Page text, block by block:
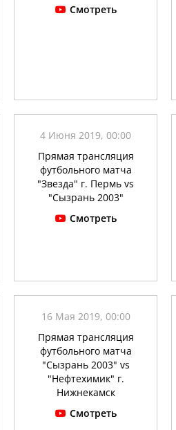
Смотреть
4 Июня 2019, 00:00
Прямая трансляция
футбольного матча
"Звезда" г. Пермь vs
"Сызрань 2003"
Смотреть
16 Мая 2019, 00:00
Прямая трансляция
футбольного матча
"Сызрань 2003" vs
"Нефтехимик" г.
Нижнекамск
Смотреть